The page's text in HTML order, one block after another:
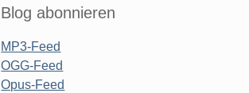
Blog abonnieren
MP3-Feed
OGG-Feed
Opus-Feed